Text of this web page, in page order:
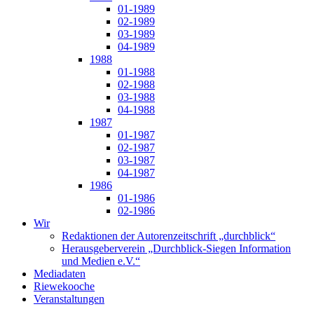
01-1989
02-1989
03-1989
04-1989
1988
01-1988
02-1988
03-1988
04-1988
1987
01-1987
02-1987
03-1987
04-1987
1986
01-1986
02-1986
Wir
Redaktionen der Autorenzeitschrift „durchblick“
Herausgeberverein „Durchblick-Siegen Information
und Medien e.V.“
Mediadaten
Riewekooche
Veranstaltungen